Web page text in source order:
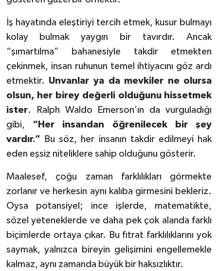
İş hayatında eleştiriyi tercih etmek, kusur bulmayı
kolay bulmak yaygın bir tavırdır. Ancak
“şımartılma” bahanesiyle takdir etmekten
çekinmek, insan ruhunun temel ihtiyacını göz ardı
etmektir. Unvanlar ya da mevkiler ne olursa
olsun, her birey değerli olduğunu hissetmek
ister. Ralph Waldo Emerson’ın da vurguladığı
gibi, “Her insandan öğrenilecek bir şey
vardır.” Bu söz, her insanın takdir edilmeyi hak
eden eşsiz niteliklere sahip olduğunu gösterir.
Maalesef, çoğu zaman farklılıkları görmekte
zorlanır ve herkesin aynı kalıba girmesini bekleriz.
Oysa potansiyel; ince işlerde, matematikte,
sözel yeteneklerde ve daha pek çok alanda farklı
biçimlerde ortaya çıkar. Bu fıtrat farklılıklarını yok
saymak, yalnızca bireyin gelişimini engellemekle
kalmaz, aynı zamanda büyük bir haksızlıktır.